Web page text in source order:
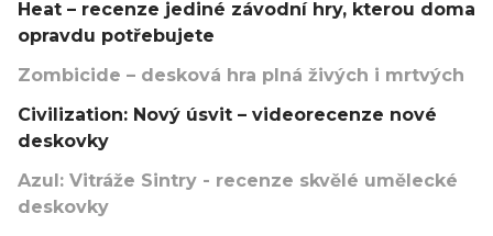
Heat – recenze jediné závodní hry, kterou doma
opravdu potřebujete
Zombicide – desková hra plná živých i mrtvých
Civilization: Nový úsvit – videorecenze nové
deskovky
Azul: Vitráže Sintry - recenze skvělé umělecké
deskovky